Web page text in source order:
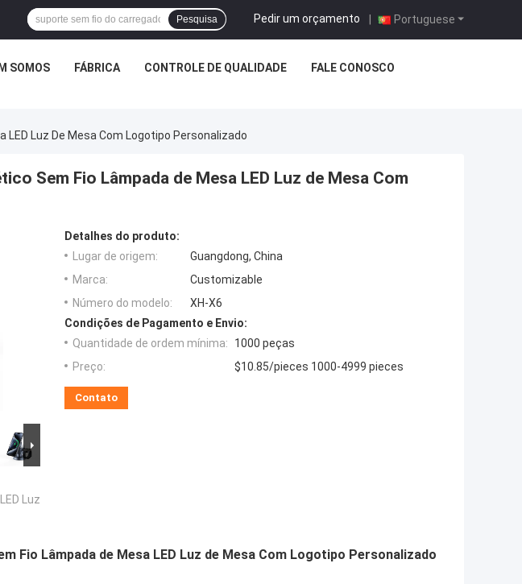
Portuguese
Pedir um orçamento |
Pesquisa
SOMOS FÁBRICA CONTROLE DE QUALIDADE FALE CONOSCO
LED Luz De Mesa Com Logotipo Personalizado
Sem Fio Lâmpada de Mesa LED Luz de Mesa Com
Luz
Detalhes do produto:
Lugar de origem:
Guangdong, China
Marca:
Customizable
Número do modelo:
XH-X6
Condições de Pagamento e Envio:
Quantidade de ordem mínima:
1000 peças
Preço:
$10.85/pieces 1000-4999 pieces
Contato
Fio Lâmpada de Mesa LED Luz de Mesa Com Logotipo Personalizado